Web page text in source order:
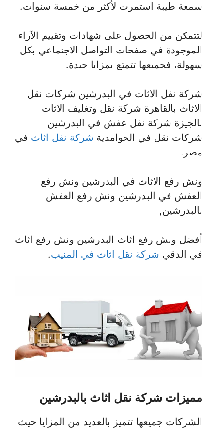
سمعة طيبة استمرت لأكثر من خمسة سنوات.
لتتمكن من الحصول على شهادات وتقييم الآراء
الموجودة في صفحات التواصل الاجتماعي بكل
سهولة، فجميعها تتمتع بمزايا جيدة.
شركة نقل الاثاث في البدرشين شركات نقل
الاثاث بالقاهرة شركة نقل وتغليف الاثاث
بالجيزة شركة نقل عفش في البدرشين
شركات نقل في الحوامدية شركة نقل اثاث في
مصر.
ونش رفع الاثاث في البدرشين ونش رفع
العفش في البدرشين ونش رفع العفش
بالبدرشين,
أفضل ونش رفع اثاث البدرشين ونش رفع اثاث
في الدقي شركة نقل اثاث في المنيب.
مميزات شركة نقل اثاث بالبدرشين
الشركات جميعها تتميز بالعديد من المزايا حيث